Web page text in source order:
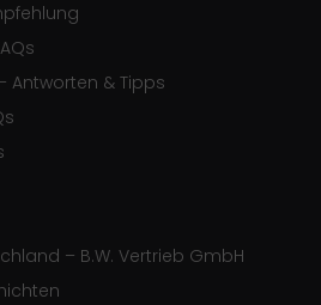
– Antworten & Tipps
– B.W. Vertrieb GmbH